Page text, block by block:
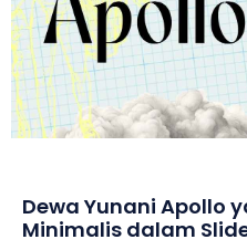
Dewa Yunani Apollo
Minimalis dalam